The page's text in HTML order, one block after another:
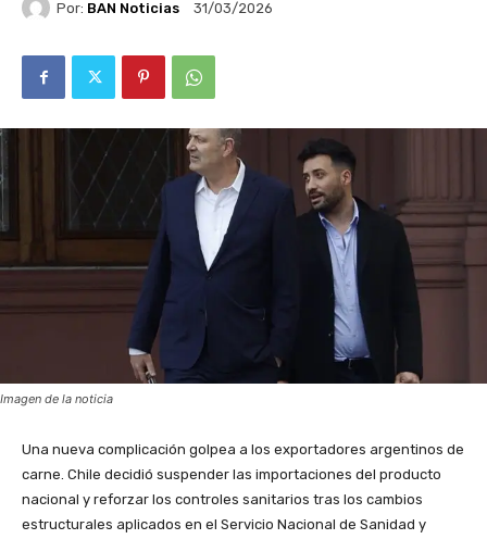
Por: BAN Noticias 31/03/2026
Imagen de la noticia
Una nueva complicación golpea a los exportadores argentinos de
carne. Chile decidió suspender las importaciones del producto
nacional y reforzar los controles sanitarios tras los cambios
estructurales aplicados en el Servicio Nacional de Sanidad y